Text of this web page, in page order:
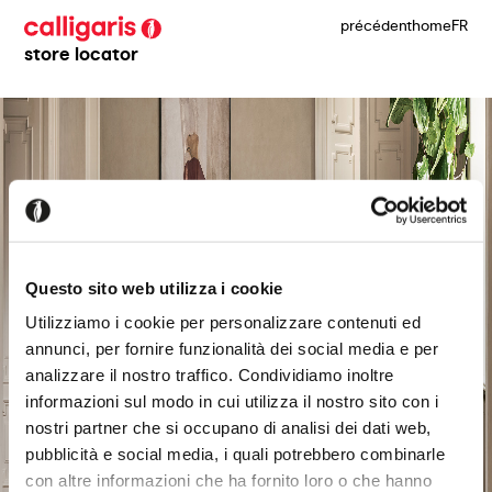
Questo sito web utilizza i cookie
Utilizziamo i cookie per personalizzare contenuti ed
annunci, per fornire funzionalità dei social media e per
analizzare il nostro traffico. Condividiamo inoltre
informazioni sul modo in cui utilizza il nostro sito con i
nostri partner che si occupano di analisi dei dati web,
pubblicità e social media, i quali potrebbero combinarle
con altre informazioni che ha fornito loro o che hanno
store locator
précédenthomeFR